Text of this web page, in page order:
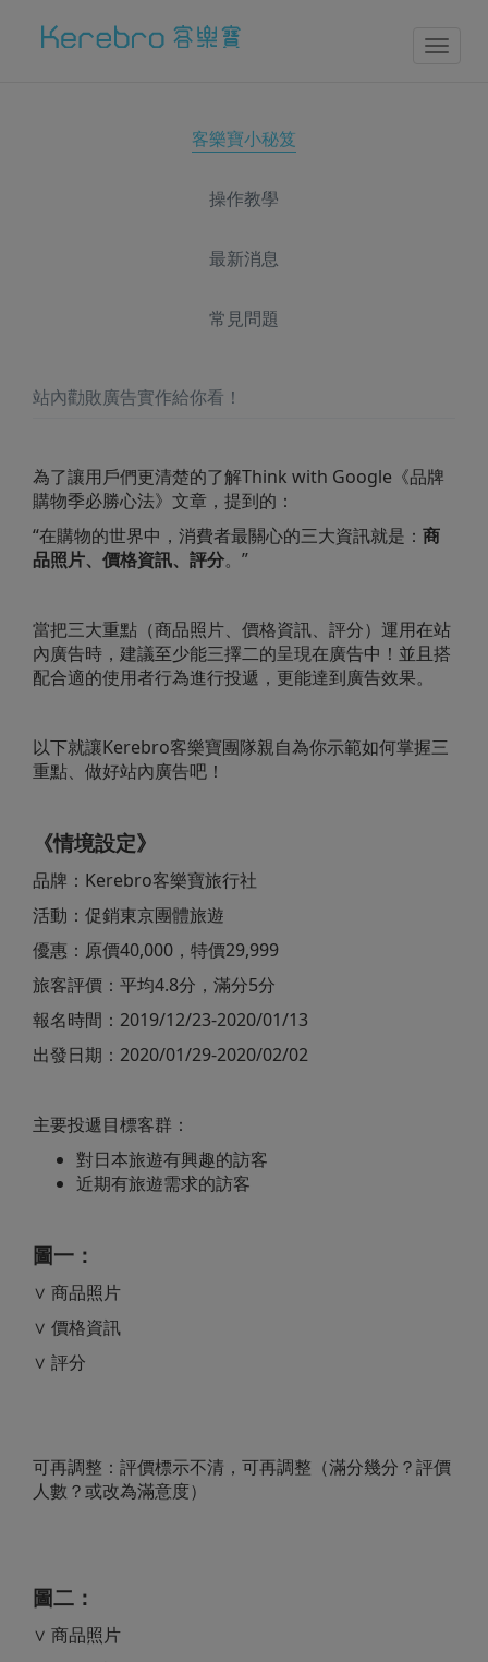
客樂寶小秘笈
操作教學
最新消息
常見問題
站內勸敗廣告實作給你看！
為了讓用戶們更清楚的了解Think with Google《品牌
購物季必勝心法》文章，提到的：
“在購物的世界中，消費者最關心的三大資訊就是： 商
品照片、價格資訊、評分。”
當把三大重點（商品照片、價格資訊、評分）運用在站
內廣告時，建議至少能三擇二的呈現在廣告中！並且搭
配合適的使用者行為進行投遞，更能達到廣告效果。
以下就讓Kerebro客樂寶團隊親自為你示範如何掌握三
重點、做好站內廣告吧！
《情境設定》
品牌：Kerebro客樂寶旅行社
活動：促銷東京團體旅遊
優惠：原價40,000，特價29,999
旅客評價：平均4.8分，滿分5分
報名時間：2019/12/23-2020/01/13
出發日期：2020/01/29-2020/02/02
主要投遞目標客群：
對日本旅遊有興趣的訪客
近期有旅遊需求的訪客
圖一：
∨ 商品照片
∨ 價格資訊
∨ 評分
可再調整：評價標示不清，可再調整（滿分幾分？評價
人數？或改為滿意度）
圖二：
∨ 商品照片